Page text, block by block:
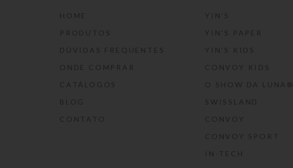
HOME
PRODUTOS
DÚVIDAS FREQUENTES
ONDE COMPRAR
CATÁLOGOS
BLOG
CONTATO
YIN’S
YIN’S PAPER
YIN’S KIDS
CONVOY KIDS
O SHOW DA LUNA®
SWISSLAND
CONVOY
CONVOY SPORT
IN-TECH